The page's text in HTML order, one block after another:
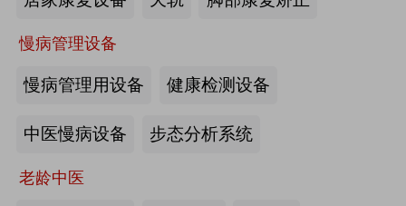
慢病管理设备
慢病管理用设备 健康检测设备
中医慢病设备 步态分析系统
老龄中医
来源:注册会员
海尔电动轮椅-海尔智慧康养
来源:注册会员